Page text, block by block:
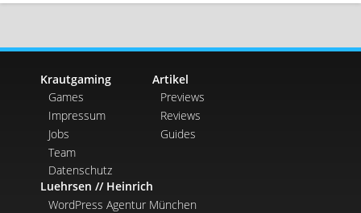
Krautgaming
Games
Impressum
Jobs
Team
Datenschutz
Artikel
Previews
Reviews
Guides
Luehrsen // Heinrich
WordPress Agentur München